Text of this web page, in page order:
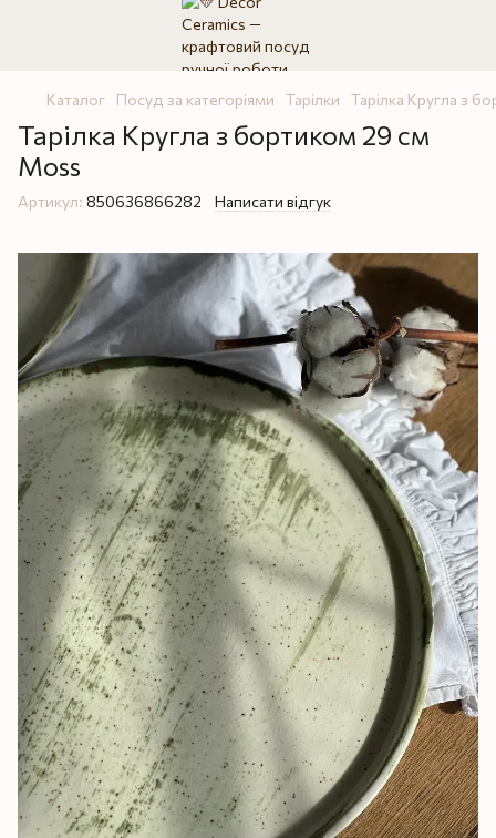
Каталог Посуд за категоріями Тарілки Тарілка Кругла з
Тарілка Кругла з бортиком 29 см
Moss
Артикул: 850636866282 Написати відгук